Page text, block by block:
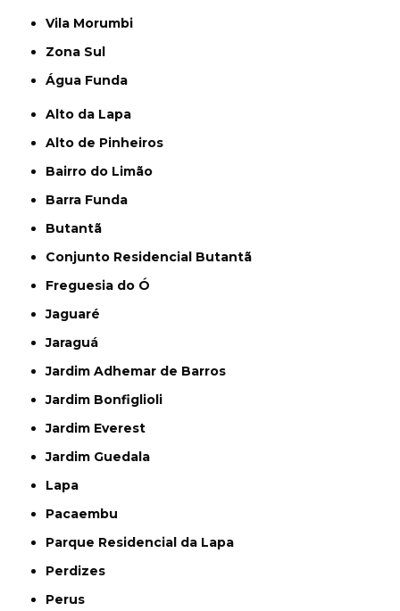
Vila Morumbi
Zona Sul
Água Funda
Alto da Lapa
Alto de Pinheiros
Bairro do Limão
Barra Funda
Butantã
Conjunto Residencial Butantã
Freguesia do Ó
Jaguaré
Jaraguá
Jardim Adhemar de Barros
Jardim Bonfiglioli
Jardim Everest
Jardim Guedala
Lapa
Pacaembu
Parque Residencial da Lapa
Perdizes
Perus